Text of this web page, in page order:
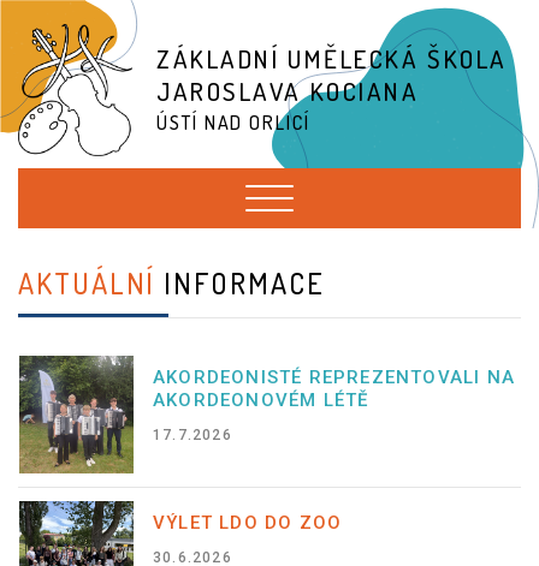
ZÁKLADNÍ UMĚLECKÁ ŠKOLA
JAROSLAVA KOCIANA
ÚSTÍ NAD ORLICÍ
AKTUÁLNÍ INFORMACE
AKORDEONISTÉ REPREZENTOVALI NA
AKORDEONOVÉM LÉTĚ
17.7.2026
VÝLET LDO DO ZOO
30.6.2026